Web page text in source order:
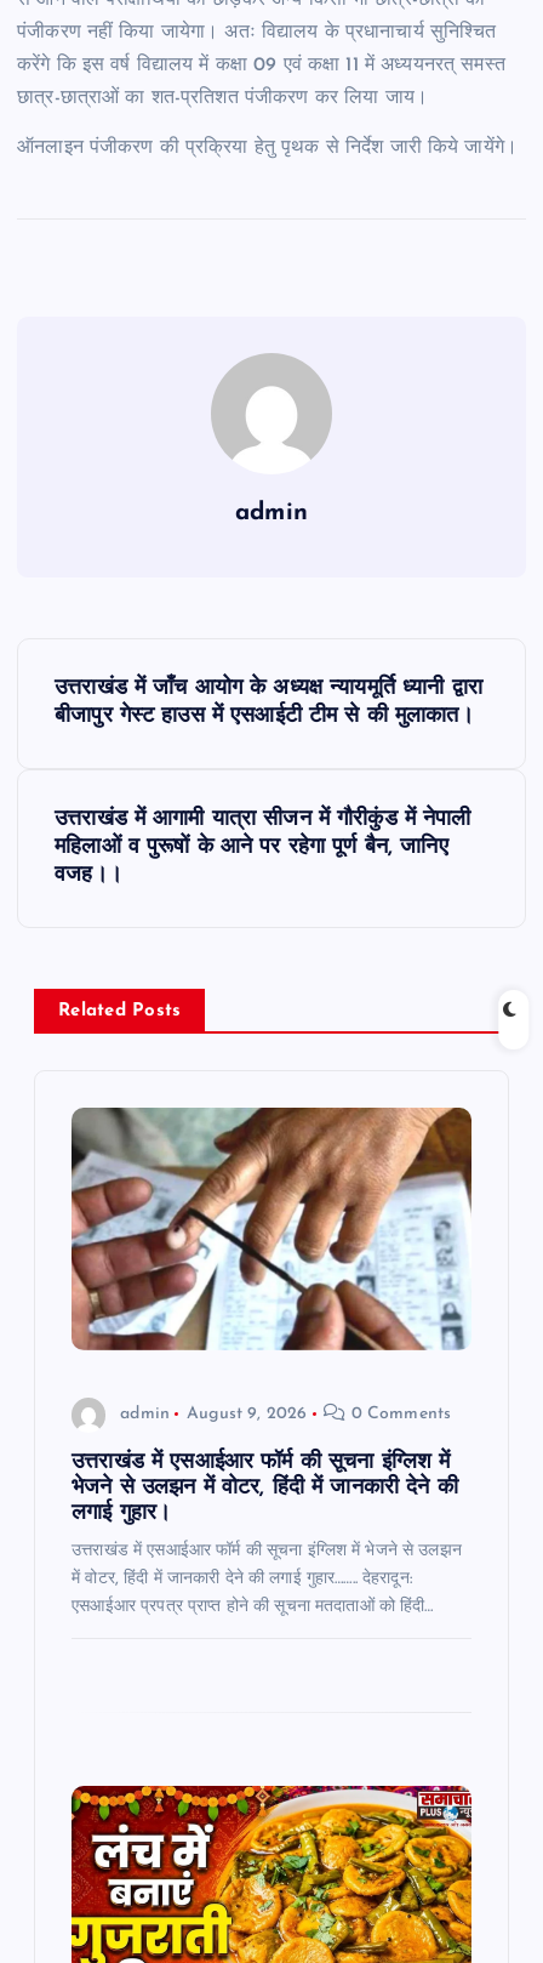
पंजीकरण नहीं किया जायेगा। अतः विद्यालय के प्रधानाचार्य सुनिश्चित
करेंगे कि इस वर्ष विद्यालय में कक्षा 09 एवं कक्षा 11 में अध्ययनरत् समस्त
छात्र-छात्राओं का शत-प्रतिशत पंजीकरण कर लिया जाय।
ऑनलाइन पंजीकरण की प्रक्रिया हेतु पृथक से निर्देश जारी किये जायेंगे।
admin
v
उत्तराखंड में जाँच आयोग के अध्यक्ष न्यायमूर्ति ध्यानी द्वारा
बीजापुर गेस्ट हाउस में एसआईटी टीम से की मुलाकात।
उत्तराखंड में आगामी यात्रा सीजन में गौरीकुंड में नेपाली
महिलाओं व पुरूषों के आने पर रहेगा पूर्ण बैन, जानिए
वजह।।
Related Posts
admin August 9, 2026 0 Comments
उत्तराखंड में एसआईआर फॉर्म की सूचना इंग्लिश में
भेजने से उलझन में वोटर, हिंदी में जानकारी देने की
लगाई गुहार।
उत्तराखंड में एसआईआर फॉर्म की सूचना इंग्लिश में भेजने से उलझन
में वोटर, हिंदी में जानकारी देने की लगाई गुहार…….. देहरादून:
एसआईआर प्रपत्र प्राप्त होने की सूचना मतदाताओं को हिंदी…